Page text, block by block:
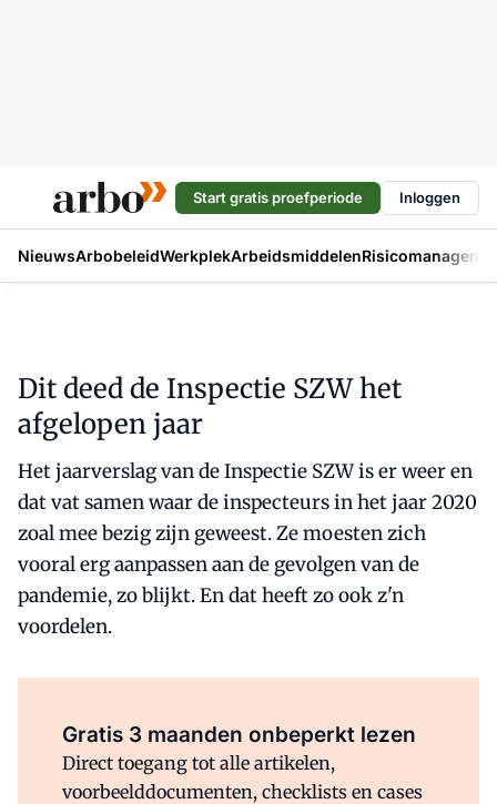
Start gratis proefperiode Inloggen
NieuwsArbobeleidWerkplekArbeidsmiddelen
Dit deed de Inspectie SZW het
afgelopen jaar
Het jaarverslag van de Inspectie SZW is er weer en
dat vat samen waar de inspecteurs in het jaar 2020
zoal mee bezig zijn geweest. Ze moesten zich
vooral erg aanpassen aan de gevolgen van de
pandemie, zo blijkt. En dat heeft zo ook z'n
voordelen.
Gratis 3 maanden onbeperkt lezen
Direct toegang tot alle artikelen,
voorbeelddocumenten, checklists en cases